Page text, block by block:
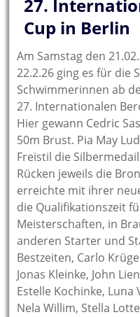
27.
Cup in Berlin
Am Samstag den
22.2.26 ging es für die
Schwimmerinnen ab
27. Internationalen
Hier gewann Cedric
50m Brust. Pia May
Freistil die
Rücken jeweils die
erreichte mit ihrer
die Qualifikationszeit
Meisterschaften, in
anderen Starter und
Bestzeiten, Carlo
Jonas Kleinke, John
Estelle Kochinke,
Nela Willim, Stella